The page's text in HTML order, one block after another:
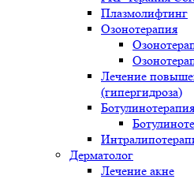
Плазмолифтинг
Озонотерапия
Лечение
(гипергидроза)
Ботулинотерапия
Дерматолог
Лечение акне